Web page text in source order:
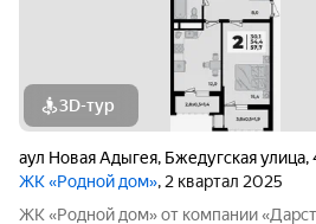
3D-тур
аул Новая Адыгея, Бжедугская улица,
ЖК «Родной дом», 2 квартал 2025
ЖК «Родной дом» от компании